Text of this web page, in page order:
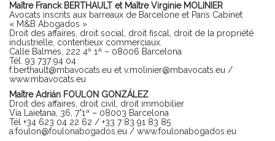
Maître Franck BERTHAULT et Maître Virginie MOLINIER
Avocats inscrits aux barreaux de Barcelone et Paris Cabinet
« M&B Abogados »
Droit des affaires, droit social, droit fiscal, droit de la propriété
industrielle, contentieux commerciaux.
Calle Balmes, 222 4º 1ª – 08006 Barcelona
Tél. 93 737 94 04
f.berthault@mbavocats.eu et v.molinier@mbavocats.eu /
www.mbavocats.eu
Maître Adrián FOULON GONZÁLEZ
Droit des affaires, droit civil, droit immobilier
Via Laietana, 36, 7°1ª – 08003 Barcelona
Tél +34 623 04 22 62 / +33 7 83 91 83 85
a.foulon@foulonabogados.eu / www.foulonabogados.eu